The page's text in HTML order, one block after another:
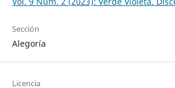
Sección
Alegoría
Licencia